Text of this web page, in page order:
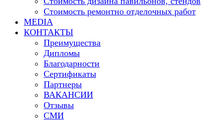
Стоимость ремонтно отделочных работ
MEDIA
КОНТАКТЫ
Преимущества
Дипломы
Благодарности
Сертификаты
Партнеры
ВАКАНСИИ
Отзывы
СМИ